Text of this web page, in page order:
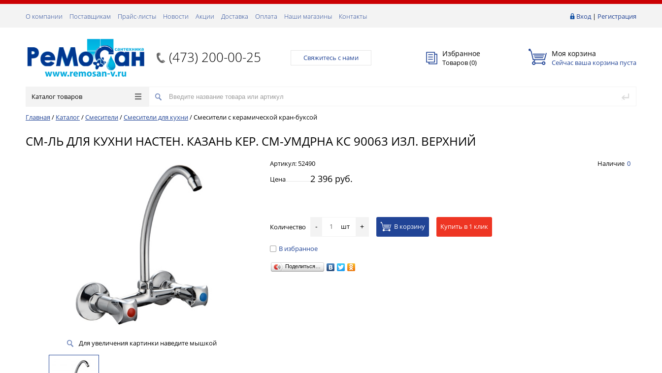
Вход| Регистрация
О компании Поставщикам Прайс-листы Новости Акции Доставка Оплата Наши магазины Контакты
(473) 200-00-25 Свяжитесь с нами Избранное
Товаров (0)
Моя корзина
Сейчас ваша корзина пуста
Каталог товаров
Главная / Каталог/Смесители/Смесители для кухни/Смесители с керамической кран-буксой
СМ-ЛЬ ДЛЯ КУХНИ НАСТЕН. КАЗАНЬ КЕР. СМ-УМДРНА КС 90063 ИЗЛ. ВЕРХНИЙ
Для увеличения картинки наведите мышкой
Артикул: 52490 Наличие 0
Цена
2 396 руб.
Количество - шт + В корзину Купить в 1 клик
В избранное
Поделиться…